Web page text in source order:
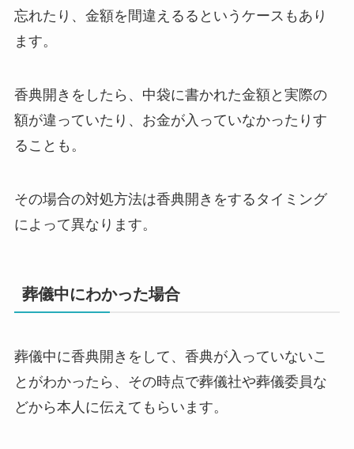
忘れたり、金額を間違えるるというケースもあり
ます。
香典開きをしたら、中袋に書かれた金額と実際の
額が違っていたり、お金が入っていなかったりす
ることも。
その場合の対処方法は香典開きをするタイミング
によって異なります。
葬儀中にわかった場合
葬儀中に香典開きをして、香典が入っていないこ
とがわかったら、その時点で葬儀社や葬儀委員な
どから本人に伝えてもらいます。